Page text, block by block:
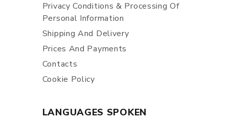
Privacy Conditions & Processing Of
Personal Information
Shipping And Delivery
Prices And Payments
Contacts
Cookie Policy
LANGUAGES SPOKEN